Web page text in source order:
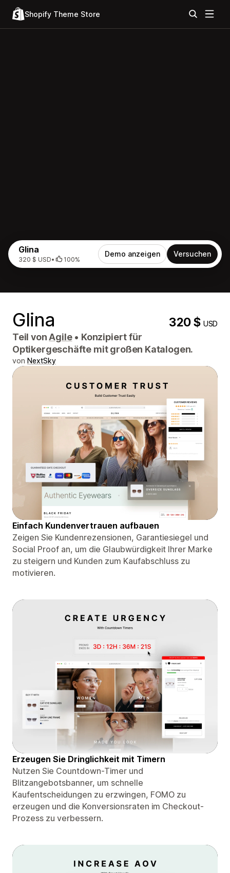
Shopify Theme Store
Glina
320 $ USD• 100%
Demo anzeigen Versuchen
Glina 320 $USD
Teil vonAgile • Konzipiert für
Optikergeschäfte mit großen Katalogen.
von NextSky
Einfach Kundenvertrauen aufbauen
Zeigen Sie Kundenrezensionen, Garantiesiegel und
Social Proof an, um die Glaubwürdigkeit Ihrer Marke
zu steigern und Kunden zum Kaufabschluss zu
motivieren.
Erzeugen Sie Dringlichkeit mit Timern
Nutzen Sie Countdown-Timer und
Blitzangebotsbanner, um schnelle
Kaufentscheidungen zu erzwingen, FOMO zu
erzeugen und die Konversionsraten im Checkout-
Prozess zu verbessern.